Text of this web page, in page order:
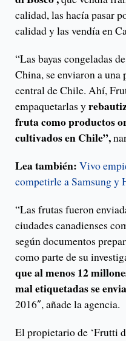
calidad, las hacía pasar
calidad y las vendía en
“Las bayas congeladas
China, se enviaron a una
central de Chile. Ahí,
empaquetarlas y
fruta como productos
cultivados en Chile”,
Lea también: Vivo
competirle a Samsung y
“Las frutas fueron
ciudades canadienses
según documentos
como parte de su
que al menos 12
mal etiquetadas se
2016″, añade la agencia.
El propietario de ‘Frutti